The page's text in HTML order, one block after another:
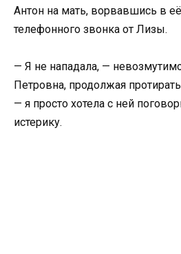
Антон на мать, ворвавшись в
телефонного звонка от Лизы.
— Я не нападала, —
Петровна, продолжая
— я просто хотела с ней
истерику.